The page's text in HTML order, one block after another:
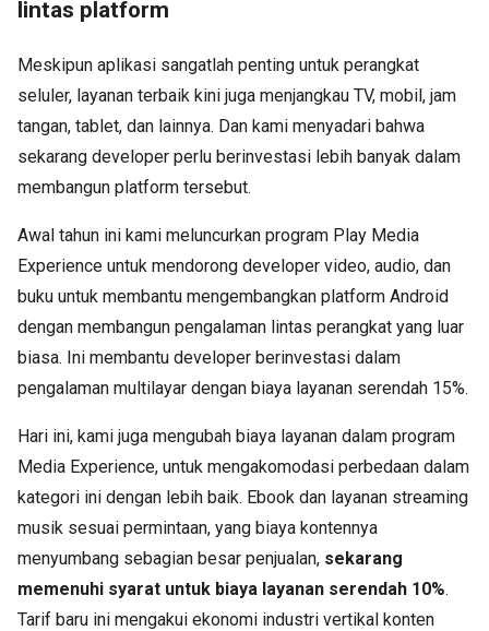
lintas platform
Meskipun aplikasi sangatlah penting untuk perangkat
seluler, layanan terbaik kini juga menjangkau TV, mobil, jam
tangan, tablet, dan lainnya. Dan kami menyadari bahwa
sekarang developer perlu berinvestasi lebih banyak dalam
membangun platform tersebut.
Awal tahun ini kami meluncurkan program Play Media
Experience untuk mendorong developer video, audio, dan
buku untuk membantu mengembangkan platform Android
dengan membangun pengalaman lintas perangkat yang luar
biasa. Ini membantu developer berinvestasi dalam
pengalaman multilayar dengan biaya layanan serendah 15%.
Hari ini, kami juga mengubah biaya layanan dalam program
Media Experience, untuk mengakomodasi perbedaan dalam
kategori ini dengan lebih baik. Ebook dan layanan streaming
musik sesuai permintaan, yang biaya kontennya
menyumbang sebagian besar penjualan, sekarang
memenuhi syarat untuk biaya layanan serendah 10%.
Tarif baru ini mengakui ekonomi industri vertikal konten